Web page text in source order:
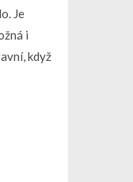
Je
i
když